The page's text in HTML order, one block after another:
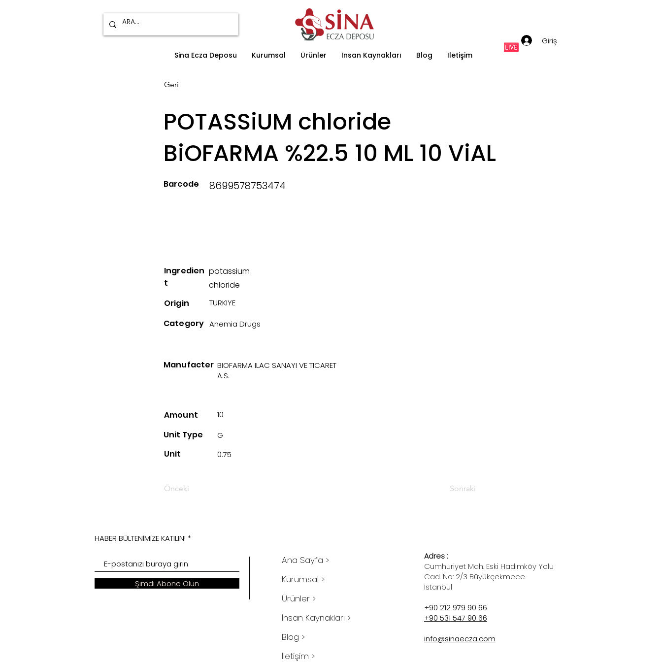
Giriş
Sina Ecza Deposu Kurumsal Ürünler İnsan Kaynakları Blog İletişim
Geri
POTASSiUM chloride
BiOFARMA %22.5 10 ML 10 ViAL
Barcode 8699578753474
Ingredien
t
potassium
chloride
Origin
TURKIYE
Category Anemia Drugs
Manufacter BIOFARMA ILAC SANAYI VE TICARET
A.S.
Amount 10
Unit Type
Unit
G
0.75
Önceki Sonraki
HABER BÜLTENİMİZE KATILIN!
Şimdi Abone Olun
Ana Sayfa >
Kurumsal >
Ürünler >
İnsan Kaynakları >
Blog >
İletişim >
Adres :
Cumhuriyet Mah. Eski Hadımköy Yolu
Cad. No: 2/3 Büyükçekmece
İstanbul
+90 212 979 90 66
+90 531 547 90 66
info@sinaecza.com